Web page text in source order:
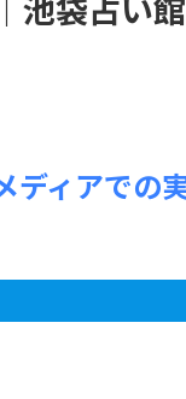
ディアでの